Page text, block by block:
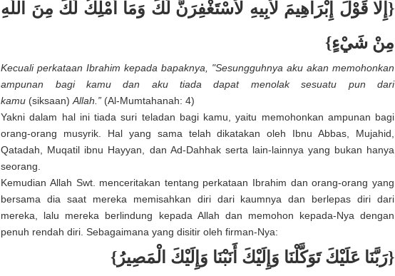
{إِلا قَوْلَ إِبْرَاهِيمَ لأبِيهِ لأسْتَغْفِرَنَّ لَكَ وَمَا أَمْلِكُ لَكَ مِنَ اللَّهِ
مِنْ شَيْءٍ}
Kecuali perkataan Ibrahim kepada bapaknya, "Sesungguhnya aku akan memohonkan
ampunan bagi kamu dan aku tiada dapat menolak sesuatu pun dari
kamu (siksaan)Allah.” (Al-Mumtahanah: 4)
Yakni dalam hal ini tiada suri teladan bagi kamu, yaitu memohonkan ampunan bagi
orang-orang musyrik. Hal yang sama telah dikatakan oleh Ibnu Abbas, Mujahid,
Qatadah, Muqatil ibnu Hayyan, dan Ad-Dahhak serta lain-lainnya yang bukan hanya
seorang.
Kemudian Allah Swt. menceritakan tentang perkataan Ibrahim dan orang-orang yang
bersama dia saat mereka memisahkan diri dari kaumnya dan berlepas diri dari
mereka, lalu mereka berlindung kepada Allah dan memohon kepada-Nya dengan
penuh rendah diri. Sebagaimana yang disitir oleh firman-Nya:
{رَبَّنَا عَلَيْكَ تَوَكَّلْنَا وَإِلَيْكَ أَنَبْنَا وَإِلَيْكَ الْمَصِيرُ}